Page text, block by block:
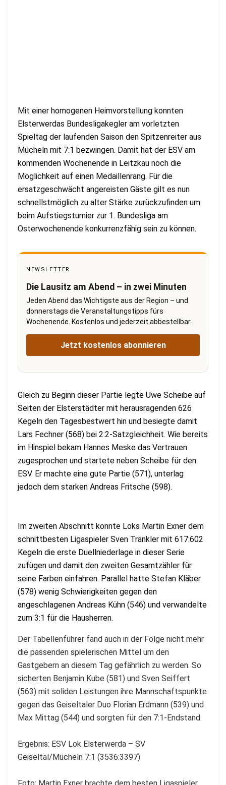
Mit einer homogenen Heimvorstellung konnten
Elsterwerdas Bundesligakegler am vorletzten
Spieltag der laufenden Saison den Spitzenreiter aus
Mücheln mit 7:1 bezwingen. Damit hat der ESV am
kommenden Wochenende in Leitzkau noch die
Möglichkeit auf einen Medaillenrang. Für die
ersatzgeschwächt angereisten Gäste gilt es nun
schnellstmöglich zu alter Stärke zurückzufinden um
beim Aufstiegsturnier zur 1. Bundesliga am
Osterwochenende konkurrenzfähig sein zu können.
NEWSLETTER
Die Lausitz am Abend – in zwei Minuten
Jeden Abend das Wichtigste aus der Region – und
donnerstags die Veranstaltungstipps fürs
Wochenende. Kostenlos und jederzeit abbestellbar.
Jetzt kostenlos abonnieren
Gleich zu Beginn dieser Partie legte Uwe Scheibe auf
Seiten der Elsterstädter mit herausragenden 626
Kegeln den Tagesbestwert hin und besiegte damit
Lars Fechner (568) bei 2:2-Satzgleichheit. Wie bereits
im Hinspiel bekam Hannes Meske das Vertrauen
zugesprochen und startete neben Scheibe für den
ESV. Er machte eine gute Partie (571), unterlag
jedoch dem starken Andreas Fritsche (598).
Im zweiten Abschnitt konnte Loks Martin Exner dem
schnittbesten Ligaspieler Sven Tränkler mit 617:602
Kegeln die erste Duellniederlage in dieser Serie
zufügen und damit den zweiten Gesamtzähler für
seine Farben einfahren. Parallel hatte Stefan Kläber
(578) wenig Schwierigkeiten gegen den
angeschlagenen Andreas Kühn (546) und verwandelte
zum 3:1 für die Hausherren.
Der Tabellenführer fand auch in der Folge nicht mehr
die passenden spielerischen Mittel um den
Gastgebern an diesem Tag gefährlich zu werden. So
sicherten Benjamin Kube (581) und Sven Seiffert
(563) mit soliden Leistungen ihre Mannschaftspunkte
gegen das Geiseltaler Duo Florian Erdmann (539) und
Max Mittag (544) und sorgten für den 7:1-Endstand.
Ergebnis: ESV Lok Elsterwerda – SV
Geiseltal/Mücheln 7:1 (3536:3397)
Foto: Martin Exner brachte dem besten Ligaspieler